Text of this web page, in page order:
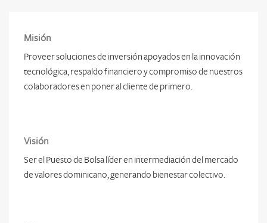
Misión
Proveer soluciones de inversión apoyados en la innovación
tecnológica, respaldo financiero y compromiso de nuestros
colaboradores en poner al cliente de primero.
Visión
Ser el Puesto de Bolsa líder en intermediación del mercado
de valores dominicano, generando bienestar colectivo.